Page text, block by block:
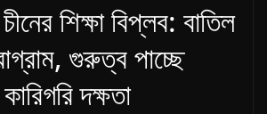
শিক্ষা বিপ্লব: বাতিল
গুরুত্ব পাচ্ছে
দক্ষতা